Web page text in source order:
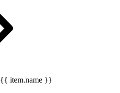
{{ item.name }}